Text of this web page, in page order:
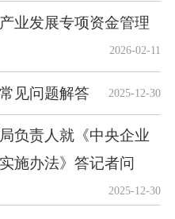
业发展专项资金管理
2026-02-11
见问题解答 2025-12-30
负责人就《中央企业
施办法》答记者问
2025-12-30